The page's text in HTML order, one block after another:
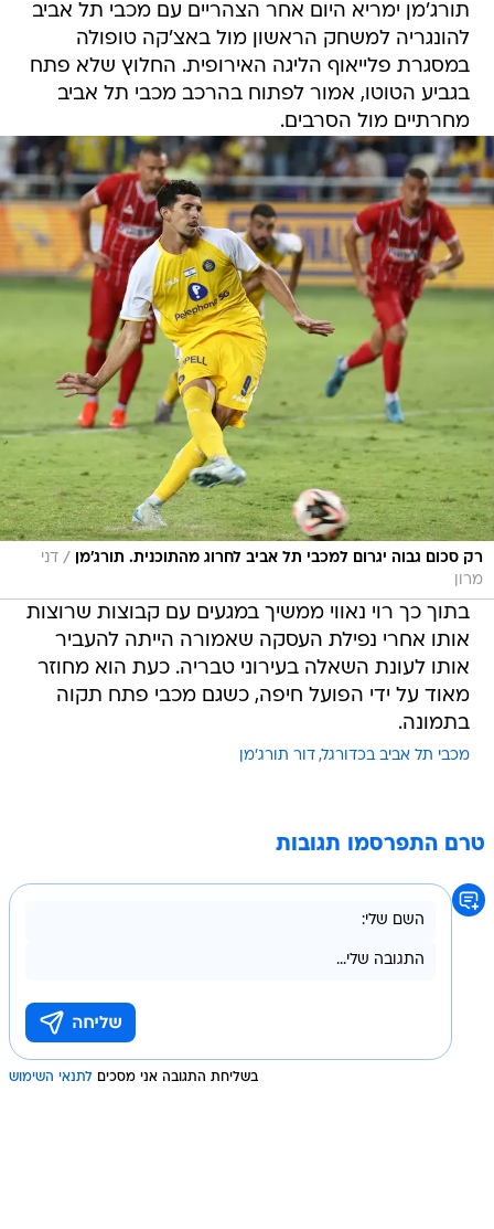
תורג'מן ימריא היום אחר הצהריים עם מכבי תל אביב
להונגריה למשחק הראשון מול באצ'קה טופולה
במסגרת פלייאוף הליגה האירופית. החלוץ שלא פתח
בגביע הטוטו, אמור לפתוח בהרכב מכבי תל אביב
מחרתיים מול הסרבים.
רק סכום גבוה יגרום למכבי תל אביב לחרוג מהתוכנית. תורג'מן / דני
מרון
בתוך כך רוי נאווי ממשיך במגעים עם קבוצות שרוצות
אותו אחרי נפילת העסקה שאמורה הייתה להעביר
אותו לעונת השאלה בעירוני טבריה. כעת הוא מחוזר
מאוד על ידי הפועל חיפה, כשגם מכבי פתח תקוה
בתמונה.
מכבי תל אביב בכדורגל דור תורג'מן
טרם התפרסמו תגובות
בשליחת התגובה אני מסכים לתנאי השימוש